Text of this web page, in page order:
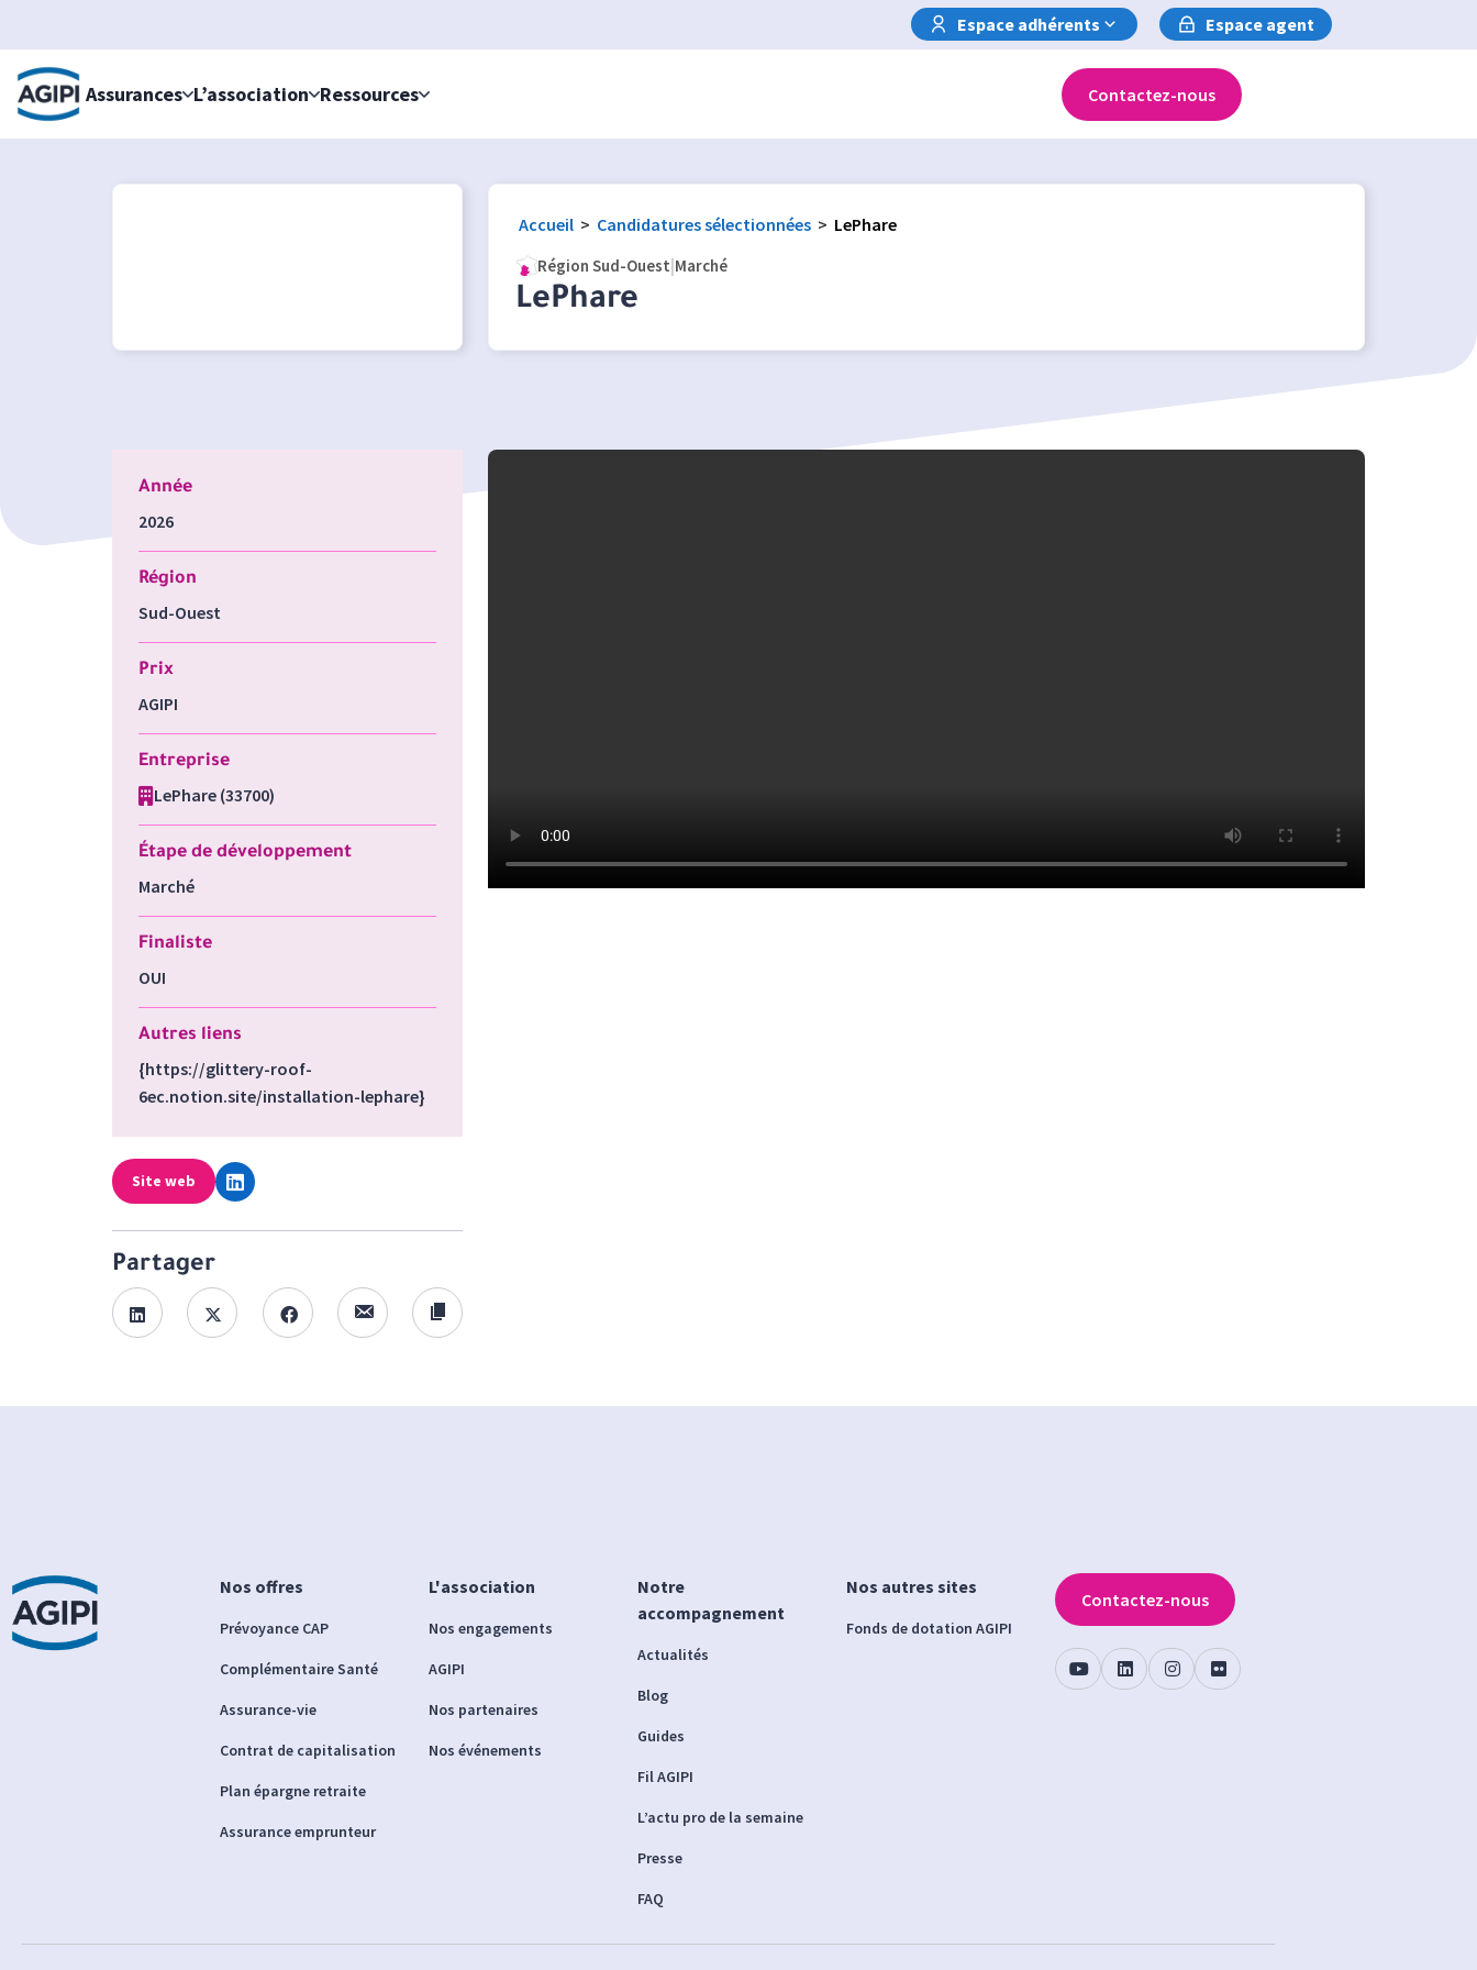
Espace adhérents
Espace agent
Accès au menu
Accès au contenu principal
Assurances L’association Ressources Contactez-nous
Accueil > Candidatures sélectionnées > LePhare
Région Sud-Ouest|Marché
LePhare
Année
2026
Région
Sud-Ouest
Prix
AGIPI
Entreprise
LePhare (33700)
Étape de développement
Marché
Finaliste
OUI
Autres liens
{https://glittery-roof-
6ec.notion.site/installation-lephare}
Site web
Partager
Nos offres
Prévoyance CAP
Complémentaire Santé
Assurance-vie
Contrat de capitalisation
Plan épargne retraite
Assurance emprunteur
L'association
Nos engagements
AGIPI
Nos partenaires
Nos événements
Notre
accompagnement
Actualités
Blog
Guides
Fil AGIPI
L’actu pro de la semaine
Presse
FAQ
Nos autres sites
Fonds de dotation AGIPI
Contactez-nous